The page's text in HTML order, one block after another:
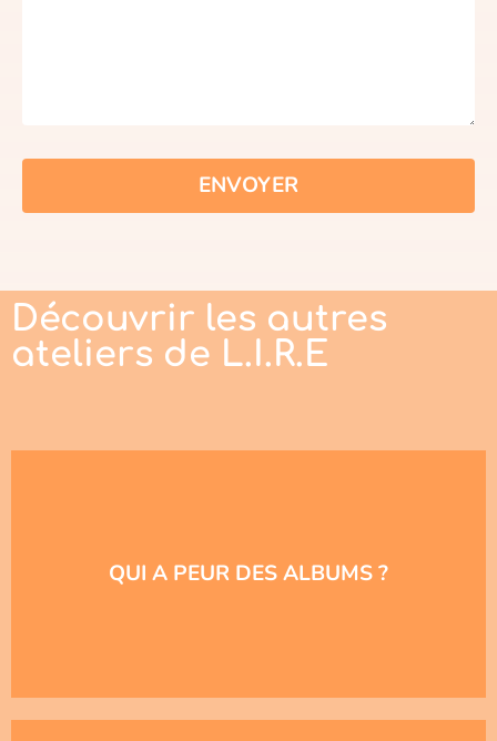
ENVOYER
Découvrir les autres
ateliers de L.I.R.E
QUI A PEUR DES ALBUMS ?